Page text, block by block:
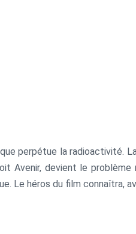
perpétue la radioactivité.
Avenir, devient le problème
Le héros du film connaîtra,